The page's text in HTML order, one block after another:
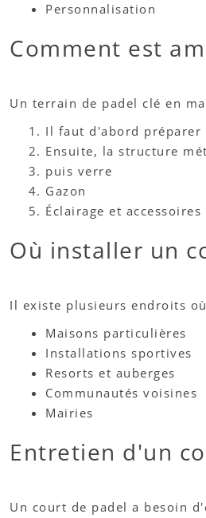
Personnalisation
Comment est
Un terrain de padel clé en
Il faut d'abord préparer
Ensuite, la structure
puis verre
Gazon
Éclairage et
Où installer un
Il existe plusieurs endroits
Maisons particulières
Installations sportives
Resorts et auberges
Communautés voisines
Mairies
Entretien d'un
Un court de padel a besoin